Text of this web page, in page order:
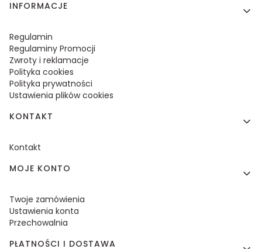
Linki w stopce
INFORMACJE
Regulamin
Regulaminy Promocji
Zwroty i reklamacje
Polityka cookies
Polityka prywatności
Ustawienia plików cookies
KONTAKT
Kontakt
MOJE KONTO
Twoje zamówienia
Ustawienia konta
Przechowalnia
PŁATNOŚCI I DOSTAWA